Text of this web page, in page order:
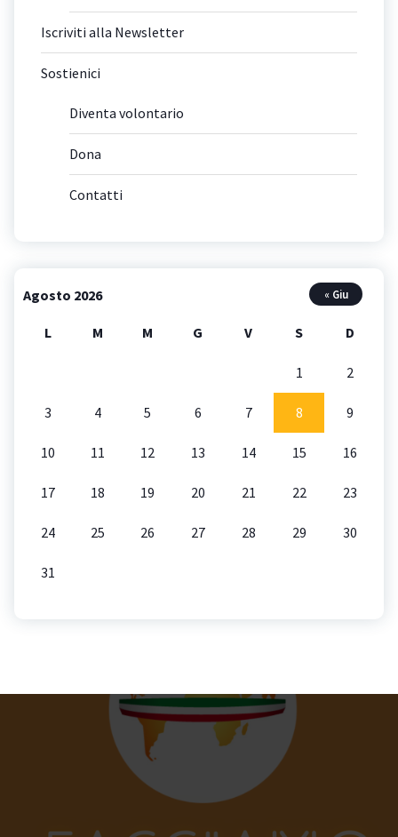
Iscriviti alla Newsletter
Sostienici
Diventa volontario
Dona
Contatti
Agosto 2026
L M M G V S D
1 2
3 4 5 6 7 8 9
10 11 12 13 14 15 16
17 18 19 20 21 22 23
24 25 26 27 28 29 30
31
« Giu